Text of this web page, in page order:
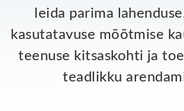
leida parima
kasutatavuse mõõtmise
teenuse kitsaskohti ja
teadlikku